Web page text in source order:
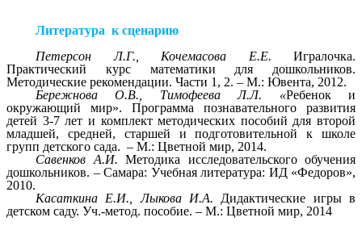
Литература к сценарию
Петерсон Л.Г., Кочемасова Е.Е. Игралочка.
Практический курс математики для дошкольников.
Методические рекомендации. Части 1, 2. – М.: Ювента, 2012.
Бережнова О.В., Тимофеева Л.Л.
«Ребенок и
окружающий мир». Программа познавательного развития
детей 3-7 лет и комплект методических пособий для второй
младшей, средней, старшей и подготовительной к школе
групп детского сада. – М.: Цветной мир, 2014.
Савенков А.И. Методика исследовательского обучения
дошкольников. – Самара: Учебная литература: ИД «Федоров»,
2010.
Касаткина Е.И., Лыкова И.А. Дидактические игры в
детском саду. Уч.-метод. пособие. – М.: Цветной мир, 2014